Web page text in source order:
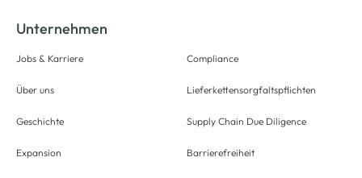
Unternehmen
Jobs & Karriere
Über uns
Geschichte
Expansion
Compliance
Lieferkettensorgfaltspflichten
Supply Chain Due Diligence
Barrierefreiheit